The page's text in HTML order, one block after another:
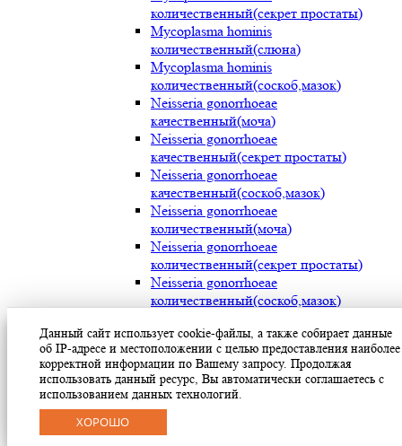
количественный(секрет простаты)
Mycoplasma hominis
количественный(слюна)
Mycoplasma hominis
количественный(соскоб,мазок)
Neisseria gonorrhoeae
качественный(моча)
Neisseria gonorrhoeae
качественный(секрет простаты)
Neisseria gonorrhoeae
качественный(соскоб,мазок)
Neisseria gonorrhoeae
количественный(моча)
Neisseria gonorrhoeae
количественный(секрет простаты)
Neisseria gonorrhoeae
количественный(соскоб,мазок)
Streptococcus pyogenes (носоглотка)
Streptococcus pyogenes(мазок с раневой
поверхности)
Treponema pallidum(моча)
Treponema pallidum(секрет простаты)
Данный сайт использует cookie-файлы, а также собирает данные
об IP-адресе и местоположении с целью предоставления наиболее
корректной информации по Вашему запросу. Продолжая
использовать данный ресурс, Вы автоматически соглашаетесь с
использованием данных технологий.
ХОРОШО